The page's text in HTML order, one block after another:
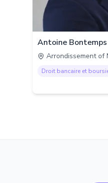
Antoine Bontemps
Arrondissement of
Droit bancaire et